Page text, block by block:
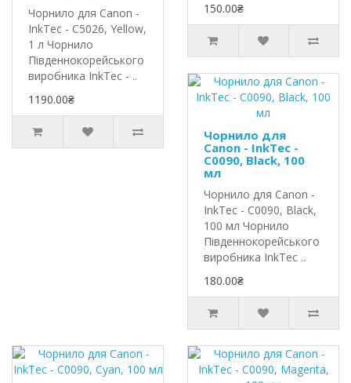
Чорнило для Canon -
InkTec - C5026, Yellow,
1 л Чорнило
Південнокорейського
виробника InkTec - ..
1190.00₴
150.00₴
Чорнило для
Canon - InkTec -
C0090, Black, 100
мл
Чорнило для Canon -
InkTec - C0090, Black,
100 мл Чорнило
Південнокорейського
виробника InkTec ..
180.00₴